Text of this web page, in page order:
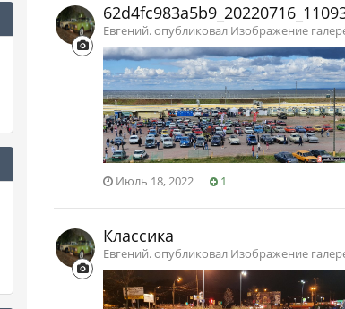
Евгений. опубликовал Изображение
Июль 18, 2022 1
Классика
Евгений. опубликовал Изображение